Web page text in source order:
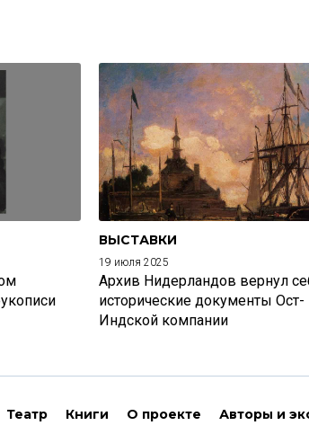
ВЫСТАВКИ
19 июля 2025
Архив Нидерландов вернул
исторические документы Ост-
Индской компании
Театр Книги О проекте Авторы и